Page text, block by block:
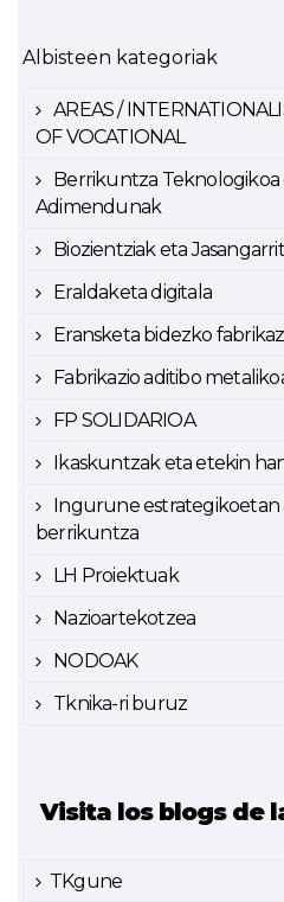
Albisteen kategoriak
AREAS /
OF VOCATIONAL
Berrikuntza Teknologikoa
Adimendunak
Biozientziak eta
Eraldaketa digitala
Eransketa bidezko
Fabrikazio aditibo
FP SOLIDARIOA
Ikaskuntzak eta etekin
Ingurune
berrikuntza
LH Proiektuak
Nazioartekotzea
NODOAK
Tknika-ri buruz
Visita los blogs de
TKgune